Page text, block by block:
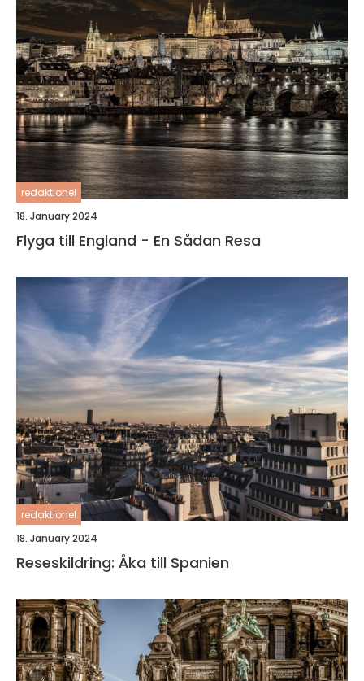
redaktionel
18. January 2024
Flyga till England - En Sådan Resa
redaktionel
18. January 2024
Reseskildring: Åka till Spanien